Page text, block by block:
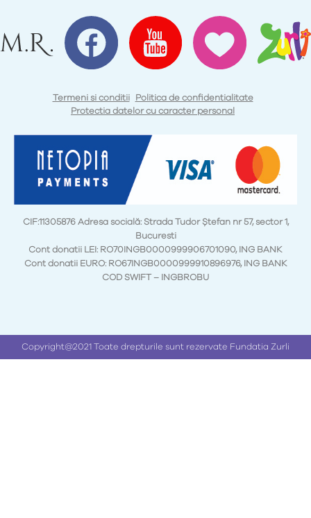
Termeni si conditii
Politica de confidentialitate
Protectia datelor cu caracter personal
CIF:11305876 Adresa socială: Strada Tudor Ștefan nr 57, sector 1,
Bucuresti
Cont donatii LEI: RO70INGB0000999906701090, ING BANK
Cont donatii EURO: RO67INGB0000999910896976, ING BANK
COD SWIFT – INGBROBU
Copyright@2021 Toate drepturile sunt rezervate Fundatia Zurli